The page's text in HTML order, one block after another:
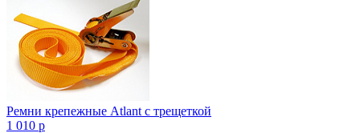
Ремни крепежные Atlant с трещеткой
1 010 p